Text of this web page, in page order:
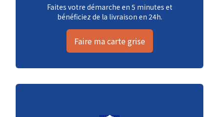
Faites votre démarche en 5 minutes et
bénéficiez de la livraison en 24h.
Faire ma carte grise